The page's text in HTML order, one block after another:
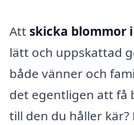
Att skicka blommor
lätt och uppskattad
både vänner och
det egentligen att få
till den du håller